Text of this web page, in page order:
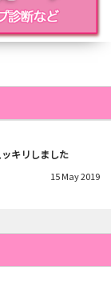
キリしました
15May2019